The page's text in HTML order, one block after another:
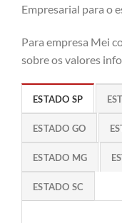
Empresarial para o
Para empresa Mei
sobre os valores
ESTADO SP
ESTADO GO
ESTADO MG
ESTADO SC